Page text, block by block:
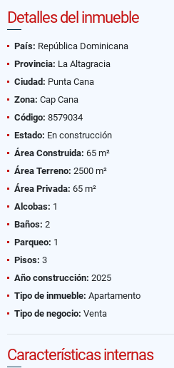
Detalles del inmueble
País: República Dominicana
Provincia: La Altagracia
Ciudad: Punta Cana
Zona: Cap Cana
Código: 8579034
Estado: En construcción
Área Construida: 65 m²
Área Terreno: 2500 m²
Área Privada: 65 m²
Alcobas: 1
Baños: 2
Parqueo: 1
Pisos: 3
Año construcción: 2025
Tipo de inmueble: Apartamento
Tipo de negocio: Venta
Características internas